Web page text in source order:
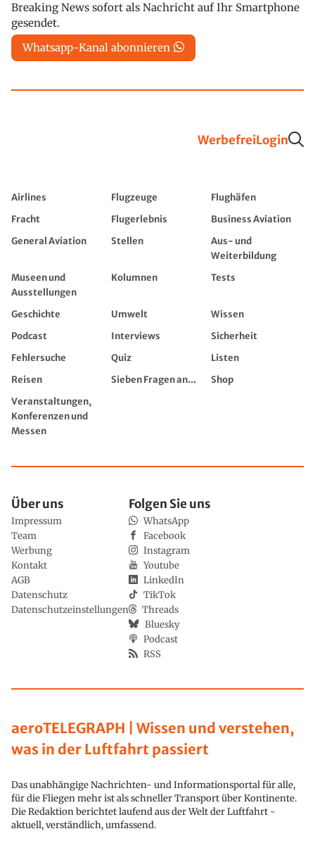
Breaking News sofort als Nachricht auf Ihr Smartphone
gesendet.
Whatsapp-Kanal abonnieren
WerbefreiLogin
Airlines Flugzeuge
Flughäfen
Fracht
Flugerlebnis
Business Aviation
General Aviation
Stellen
Aus- und
Weiterbildung
Museen und
Ausstellungen
Kolumnen Tests
Geschichte Umwelt
Wissen
Podcast
Interviews
Sicherheit
Fehlersuche
Quiz
Listen
Reisen
Sieben Fragen an...
Shop
Veranstaltungen,
Konferenzen und
Messen
aeroTELEGRAPH | Wissen und verstehen,
was in der Luftfahrt passiert
Das unabhängige Nachrichten- und Informationsportal für alle,
für die Fliegen mehr ist als schneller Transport über Kontinente.
Die Redaktion berichtet laufend aus der Welt der Luftfahrt -
aktuell, verständlich, umfassend.
Über uns
Impressum
Team
Werbung
Kontakt
AGB
Datenschutz
Datenschutzeinstellungen
Folgen Sie uns
WhatsApp
Facebook
Instagram
Youtube
LinkedIn
TikTok
Threads
Bluesky
Podcast
RSS